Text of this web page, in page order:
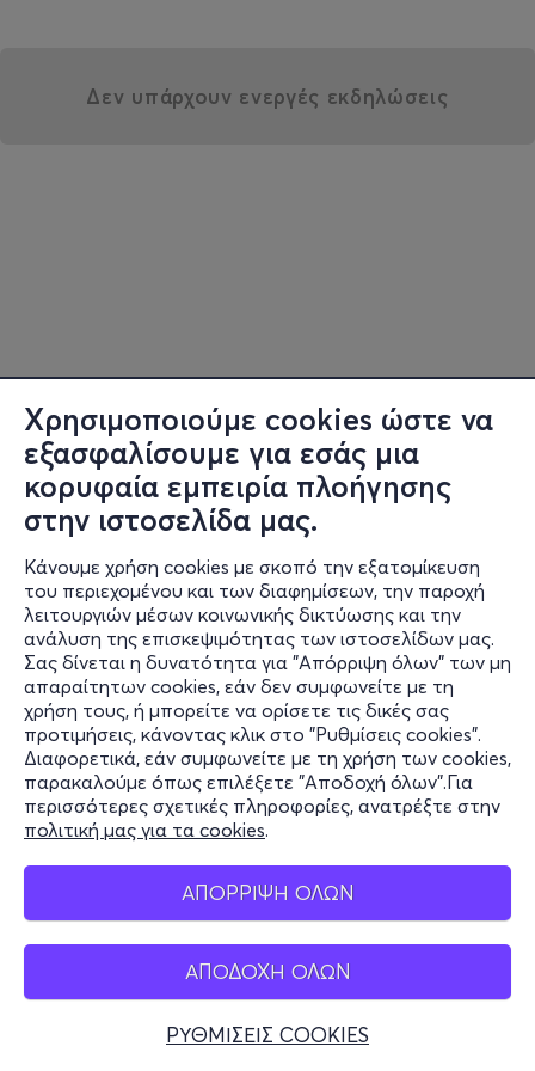
Χρησιμοποιούμε cookies ώστε να
εξασφαλίσουμε για εσάς μια
κορυφαία εμπειρία πλοήγησης
στην ιστοσελίδα μας.
Κάνουμε χρήση cookies με σκοπό την εξατομίκευση
του περιεχομένου και των διαφημίσεων, την παροχή
λειτουργιών μέσων κοινωνικής δικτύωσης και την
ανάλυση της επισκεψιμότητας των ιστοσελίδων μας.
Σας δίνεται η δυνατότητα για "Απόρριψη όλων" των μη
απαραίτητων cookies, εάν δεν συμφωνείτε με τη
χρήση τους, ή μπορείτε να ορίσετε τις δικές σας
προτιμήσεις, κάνοντας κλικ στο "Ρυθμίσεις cookies".
Διαφορετικά, εάν συμφωνείτε με τη χρήση των cookies,
παρακαλούμε όπως επιλέξετε "Αποδοχή όλων".Για
περισσότερες σχετικές πληροφορίες, ανατρέξτε στην
πολιτική μας για τα cookies.
ΑΠΟΡΡΙΨΗ ΟΛΩΝ
ΑΠΟΔΟΧΗ ΟΛΩΝ
ΡΥΘΜΙΣΕΙΣ COOKIES
Δεν υπάρχουν ενεργές εκδηλώσεις